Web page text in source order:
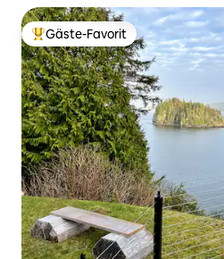
Beliebter Gäste-Favorit.
Gäste-Favorit